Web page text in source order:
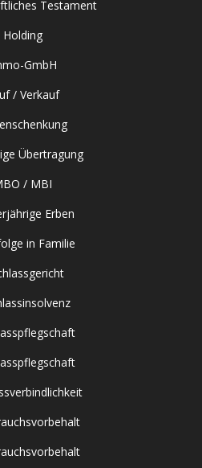
Testament
Holding
GmbH
/ Verkauf
Übertragung
/ MBI
Erben
in Familie